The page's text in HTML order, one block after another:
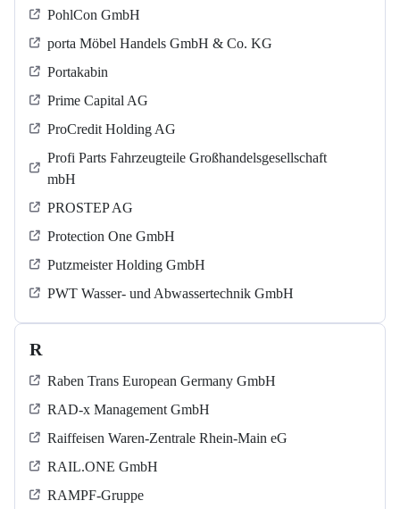
PohlCon GmbH
porta Möbel Handels GmbH & Co. KG
Portakabin
Prime Capital AG
ProCredit Holding AG
Profi Parts Fahrzeugteile Großhandelsgesellschaft
mbH
PROSTEP AG
Protection One GmbH
Putzmeister Holding GmbH
PWT Wasser- und Abwassertechnik GmbH
R
Raben Trans European Germany GmbH
RAD-x Management GmbH
Raiffeisen Waren-Zentrale Rhein-Main eG
RAIL.ONE GmbH
RAMPF-Gruppe